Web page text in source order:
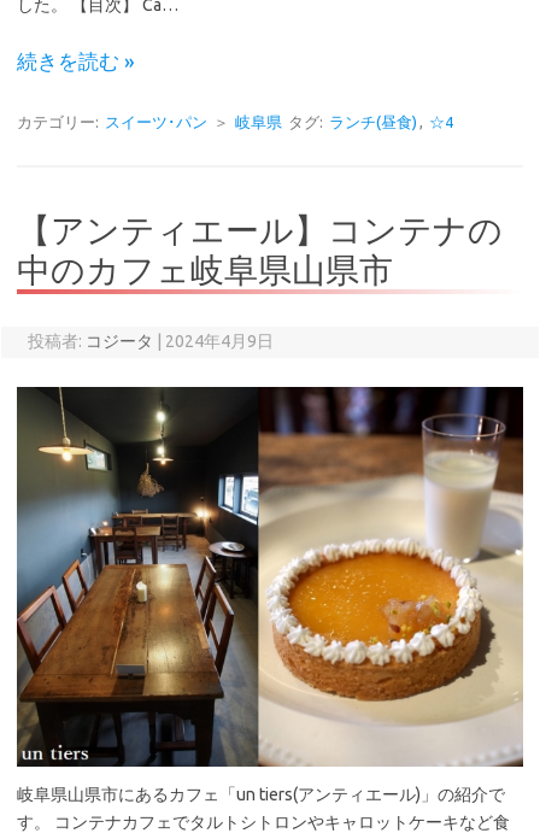
した。 【目次】 Ca…
続きを読む »
カテゴリー: スイーツ･パン ＞ 岐阜県 タグ: ランチ(昼食) , ☆4
【アンティエール】コンテナの
中のカフェ岐阜県山県市
投稿者: コジータ 2024年4月9日
岐阜県山県市にあるカフェ「un tiers(アンティエール)」の紹介で
す。 コンテナカフェでタルトシトロンやキャロットケーキなど食